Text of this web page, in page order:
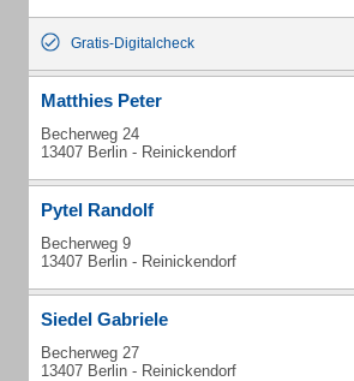
Gratis-Digitalcheck
Matthies Peter
Becherweg 24
13407 Berlin - Reinickendorf
Pytel Randolf
Becherweg 9
13407 Berlin - Reinickendorf
Siedel Gabriele
Becherweg 27
13407 Berlin - Reinickendorf